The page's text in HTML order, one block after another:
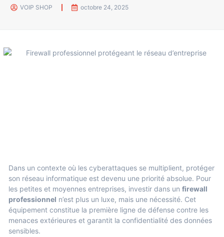
VOIP SHOP octobre 24, 2025
Dans un contexte où les cyberattaques se multiplient, protéger
son réseau informatique est devenu une priorité absolue. Pour
les petites et moyennes entreprises, investir dans un firewall
professionnel n’est plus un luxe, mais une nécessité. Cet
équipement constitue la première ligne de défense contre les
menaces extérieures et garantit la confidentialité des données
sensibles.